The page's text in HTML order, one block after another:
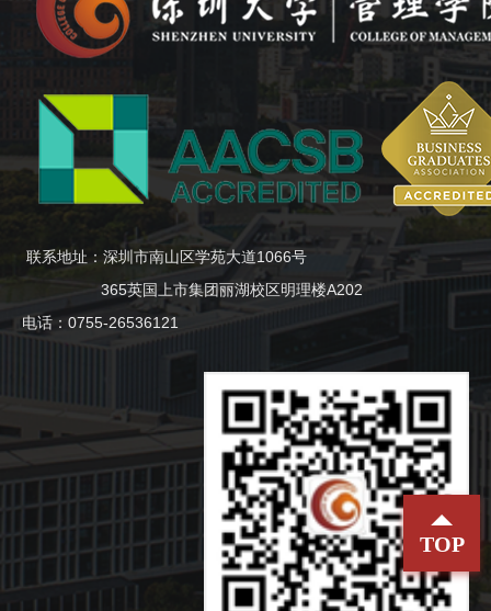
联系地址：深圳市南山区学苑大道1066号
365英国上市集团丽湖校区明理楼A202
电话：0755-26536121
TOP